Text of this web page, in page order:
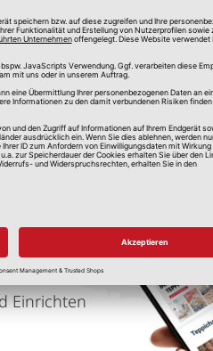
Mehrwertsteuer, zzgl.
Einrichten